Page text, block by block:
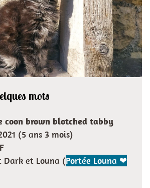
mots
coon brown blotched tabby
(5 ans 3 mois)
Dark et Louna (Portée Louna ❤